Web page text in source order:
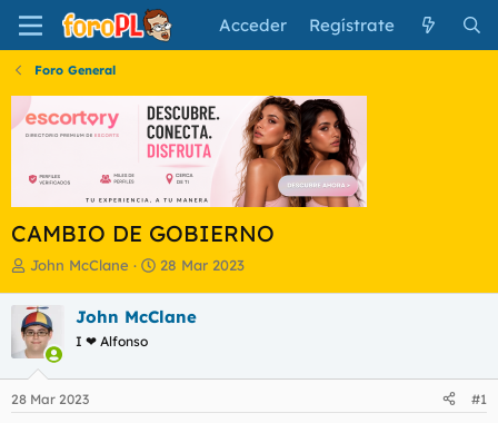
Acceder Regístrate
Foro General
CAMBIO DE GOBIERNO
I
i
c
i
a
d
o
John McClane
F
h
e
28 Mar 2023
John McClane
I ❤ Alfonso
28 Mar 2023 #1